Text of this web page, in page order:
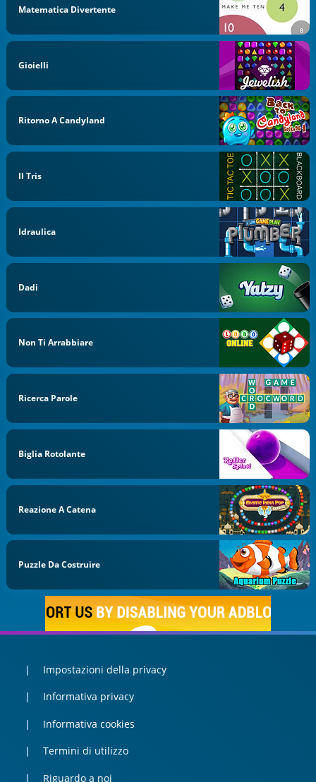
Matematica Divertente
Gioielli
Ritorno A Candyland
Il Tris
Idraulica
Dadi
Non Ti Arrabbiare
Ricerca Parole
Biglia Rotolante
Reazione A Catena
Puzzle Da Costruire
Impostazioni della privacy
Informativa privacy
Informativa cookies
Termini di utilizzo
Riguardo a noi